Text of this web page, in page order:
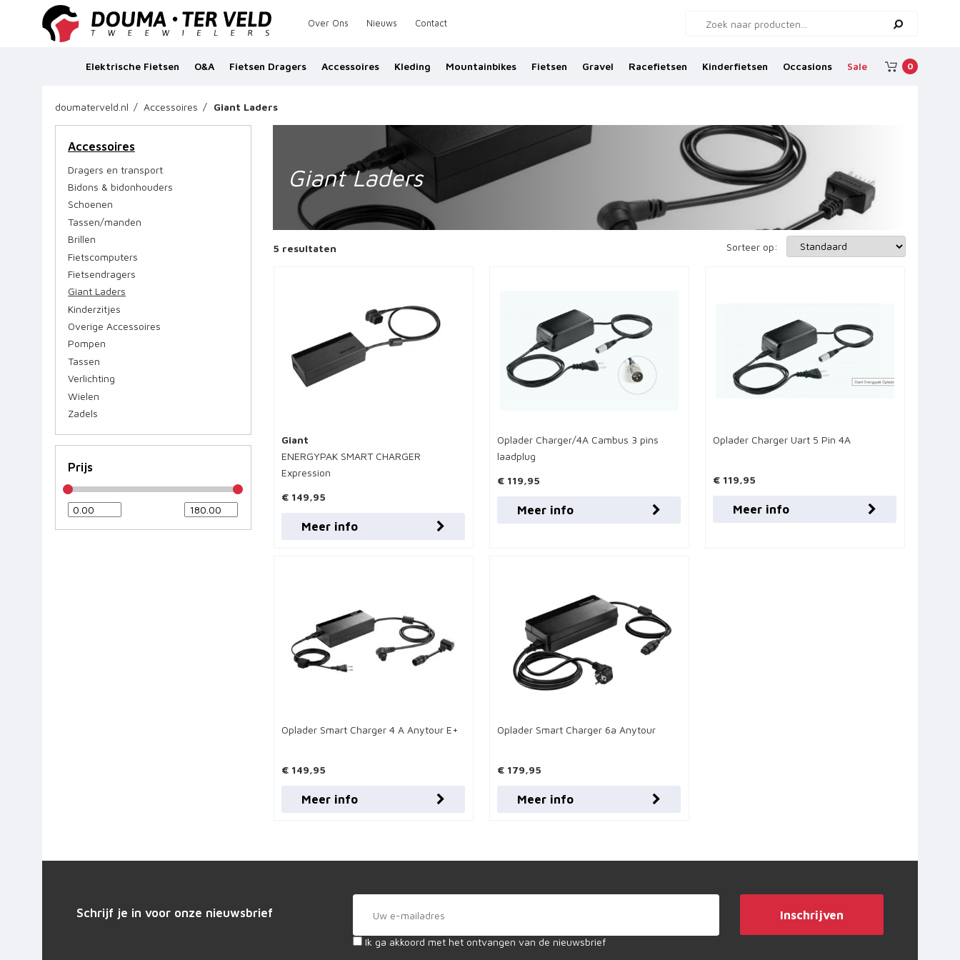
Over Ons Nieuws Contact
Elektrische Fietsen O&A Fietsen Dragers Accessoires Kleding Mountainbikes Fietsen Gravel Racefietsen Kinderfietsen Occasions Sale 0
doumaterveld.nl Accessoires Giant Laders
Accessoires
Dragers en transport
Bidons & bidonhouders
Schoenen
Tassen/manden
Brillen
Fietscomputers
Fietsendragers
Giant Laders
Kinderzitjes
Overige Accessoires
Pompen
Tassen
Verlichting
Wielen
Zadels
Prijs
Giant Laders
5 resultaten Sorteer op:
Giant
ENERGYPAK SMART CHARGER
Expression
€ 149,95
Meer info
Oplader Charger/4A Cambus 3 pins
laadplug
€ 119,95
Meer info
Oplader Charger Uart 5 Pin 4A
€ 119,95
Meer info
Oplader Smart Charger 4 A Anytour E+
€ 149,95
Meer info
Oplader Smart Charger 6a Anytour
€ 179,95
Meer info
Schrijf je in voor onze nieuwsbrief
Ik ga akkoord met het ontvangen van de nieuwsbrief
Inschrijven